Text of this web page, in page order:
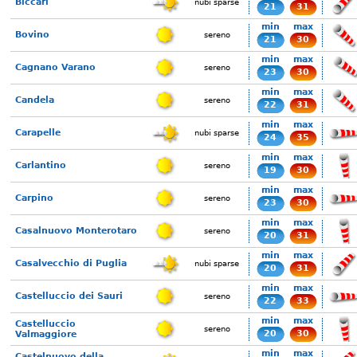
nubi sparse 21 31
Bovino sereno
min
21
max
30
Cagnano Varano sereno
min
23
max
30
Candela sereno
min
22
max
31
Carapelle nubi sparse
min
24
max
35
Carlantino sereno
min
19
max
30
Carpino sereno
min
23
max
30
Casalnuovo Monterotaro sereno
min
20
max
31
Casalvecchio di Puglia nubi sparse
min
20
max
31
Castelluccio dei Sauri sereno
min
22
max
33
Castelluccio
Valmaggiore
sereno
min
20
max
30
min max